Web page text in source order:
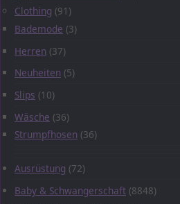
Clothing (91)
Bademode (3)
Herren (37)
Neuheiten (5)
Slips (10)
Wäsche (36)
Strumpfhosen (36)
Ausrüstung (72)
Baby & Schwangerschaft (8848)